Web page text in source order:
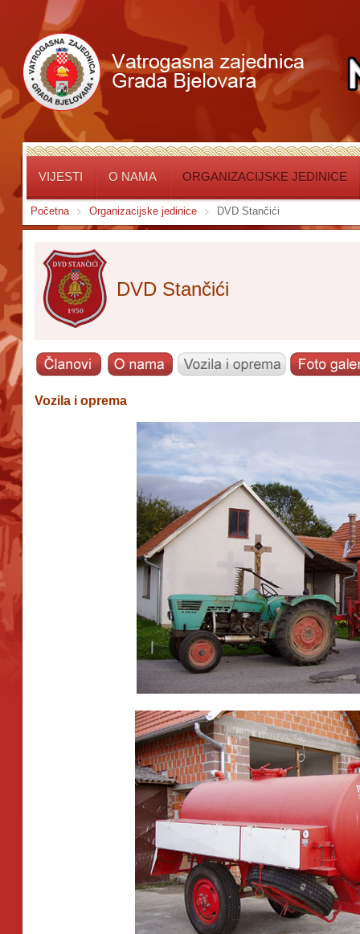
VIJESTI O NAMA ORGANIZACIJSKE JEDINICE
Početna Organizacijske jedinice DVD Stančići
DVD Stančići
Vozila i oprema